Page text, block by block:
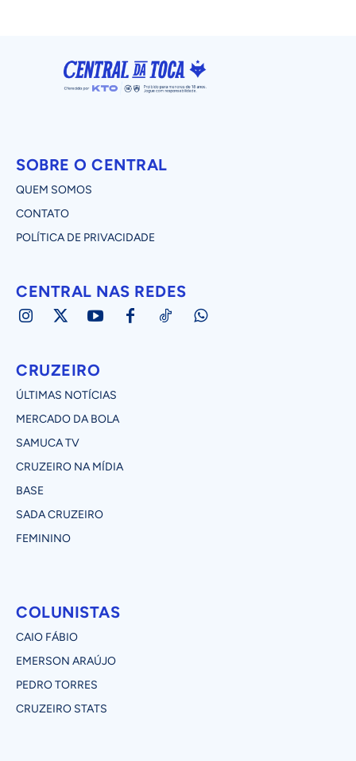
SOBRE O CENTRAL
QUEM SOMOS
CONTATO
POLÍTICA DE PRIVACIDADE
CENTRAL NAS REDES
CRUZEIRO
ÚLTIMAS NOTÍCIAS
MERCADO DA BOLA
SAMUCA TV
CRUZEIRO NA MÍDIA
BASE
SADA CRUZEIRO
FEMININO
COLUNISTAS
CAIO FÁBIO
EMERSON ARAÚJO
PEDRO TORRES
CRUZEIRO STATS